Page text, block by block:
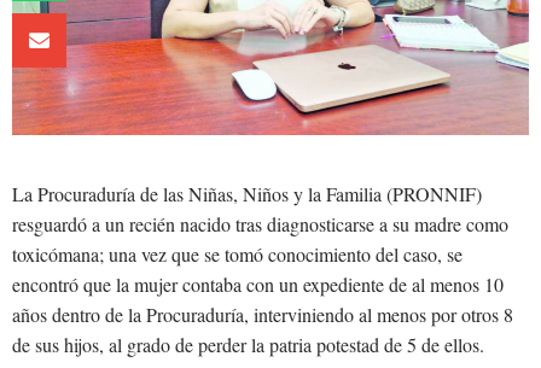
La Procuraduría de las Niñas, Niños y la Familia (PRONNIF)
resguardó a un recién nacido tras diagnosticarse a su madre como
toxicómana; una vez que se tomó conocimiento del caso, se
encontró que la mujer contaba con un expediente de al menos 10
años dentro de la Procuraduría, interviniendo al menos por otros 8
de sus hijos, al grado de perder la patria potestad de 5 de ellos.